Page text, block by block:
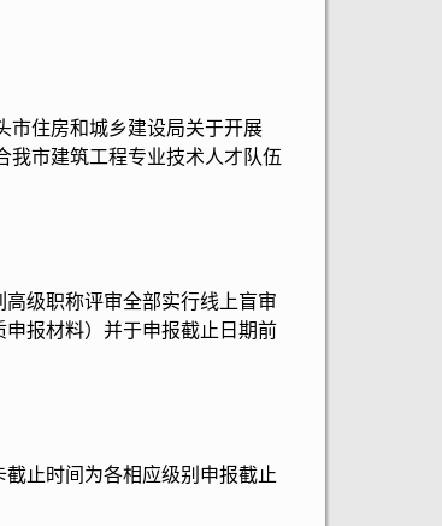
住房和城乡建设局关于开展
我市建筑工程专业技术人才队伍
级职称评审全部实行线上盲审
报材料）并于申报截止日期前
止时间为各相应级别申报截止